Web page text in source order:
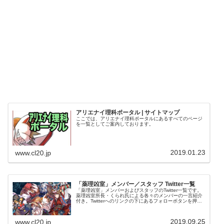
アリエナイ理科ポータル | サイトマップ
ここでは、アリエナイ理科ポータルにあるすべてのページ
を一覧としてご案内しております。
www.cl20.jp 2019.01.23
「薬理凶室」メンバー／スタッフ Twitter一覧
「薬理凶室」メンバーおよびスタッフのTwitter一覧です。
薬理凶室所長・くられ氏による各々のメンバーの一言紹介
付き。Twitterへのリンクの下にあるフォローボタンを押す
www.cl20.jp 2019.09.25